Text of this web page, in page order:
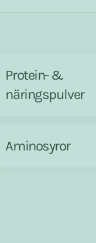
Protein- &
näringspulver
Aminosyror